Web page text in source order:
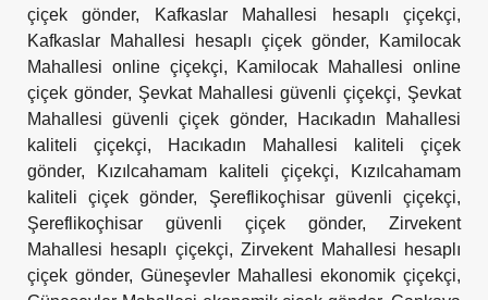
çiçek gönder, Kafkaslar Mahallesi hesaplı çiçekçi,
Kafkaslar Mahallesi hesaplı çiçek gönder,
Kamilocak
Mahallesi online çiçekçi, Kamilocak Mahallesi online
çiçek gönder, Şevkat Mahallesi güvenli çiçekçi, Şevkat
Mahallesi güvenli çiçek gönder,
Hacıkadın Mahallesi
kaliteli çiçekçi,
Hacıkadın Mahallesi kaliteli çiçek
gönder, Kızılcahamam kaliteli çiçekçi,
Kızılcahamam
kaliteli çiçek gönder, Şereflikoçhisar güvenli çiçekçi,
Şereflikoçhisar güvenli çiçek gönder, Zirvekent
Mahallesi hesaplı çiçekçi,Zirvekent Mahallesi hesaplı
çiçek gönder, Güneşevler Mahallesi ekonomik çiçekçi,